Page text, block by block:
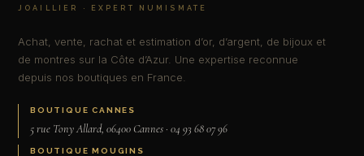
JOAILLIER · EXPERT NUMISMATE
Achat, vente, rachat et estimation d’or, d’argent, de bijoux et
de montres sur la Côte d’Azur. Une expertise reconnue
depuis nos boutiques en France.
BOUTIQUE CANNES
5 rue Tony Allard, 06400 Cannes · 04 93 68 07 96
BOUTIQUE MOUGINS